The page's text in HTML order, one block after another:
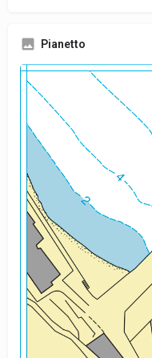
Pianetto